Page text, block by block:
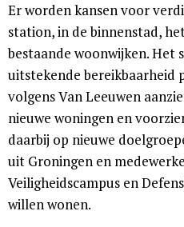
Er worden kansen voor
station, in de binnenstad,
bestaande woonwijken. Het
uitstekende bereikbaarheid
volgens Van Leeuwen
nieuwe woningen en
daarbij op nieuwe
uit Groningen en
Veiligheidscampus en
willen wonen.